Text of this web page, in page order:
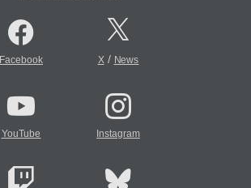
Facebook X/ News
YouTube Instagram